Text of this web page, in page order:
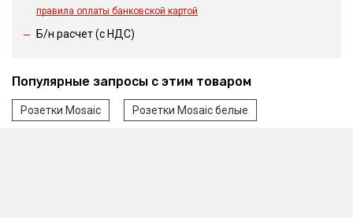
правила оплаты банковской картой
Б/н расчет (c НДС)
Популярные запросы с этим товаром
Розетки Mosaic Розетки Mosaic белые